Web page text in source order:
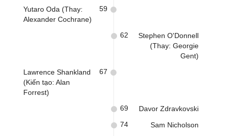
Yutaro Oda (Thay:
Alexander Cochrane)
59
Stephen O'Donnell
(Thay: Georgie
Gent)
62
Lawrence Shankland
(Kiến tạo: Alan
Forrest)
67
Davor Zdravkovski
69
Sam Nicholson
74